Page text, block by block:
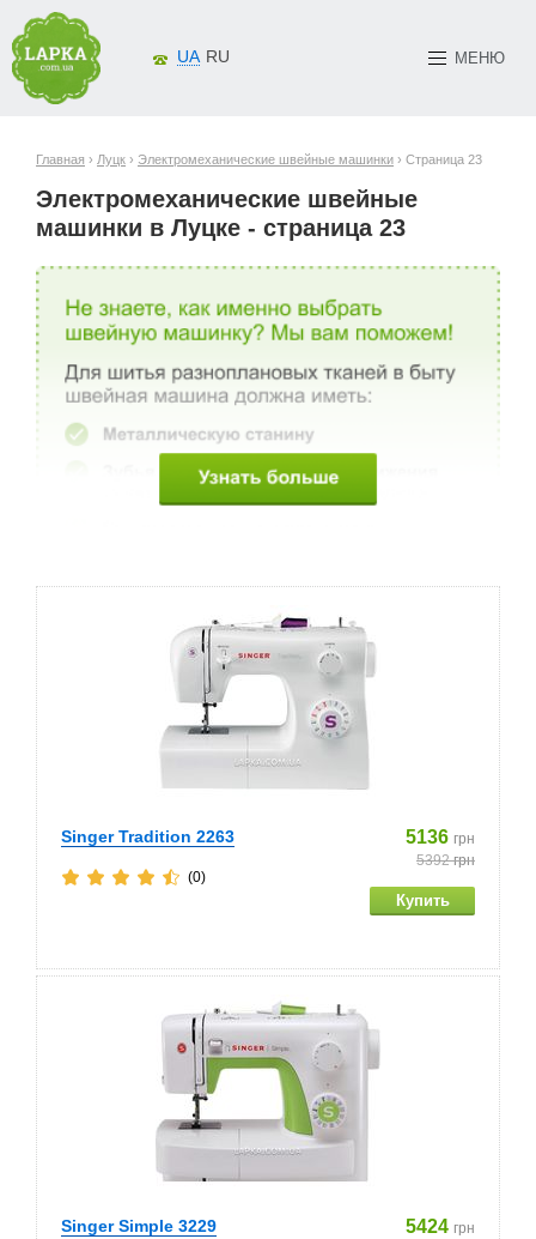
МЕНЮ
UA RU
Главная › Луцк › Электромеханические швейные машинки › Страница 23
Электромеханические швейные
машинки в Луцке - страница 23
Singer Tradition 2263 5136 грн
5392грн
(0)
Singer Simple 3229 5424 грн